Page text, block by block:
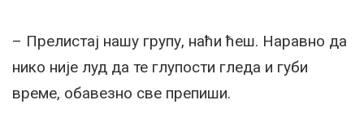
– Прелистај нашу групу, наћи ћеш. Наравно да
нико није луд да те глупости гледа и губи
време, обавезно све препиши.